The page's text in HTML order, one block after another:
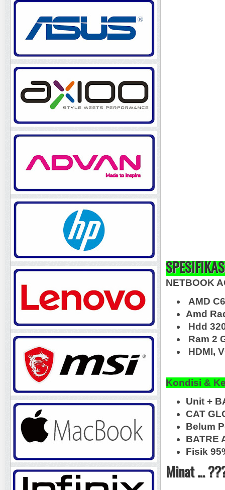
NETBOOK
AMD
Amd
Hdd
Ram 2
HDMI,
Kondisi &
Unit +
CAT
Belum
BATRE
Fisik
Minat ...